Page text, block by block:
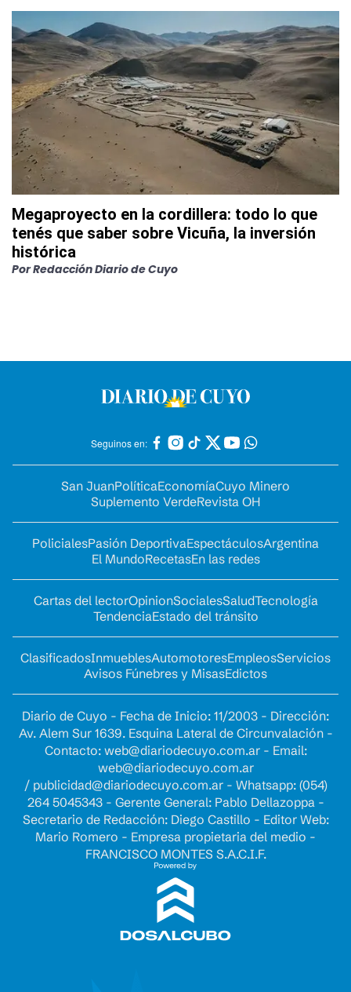
Megaproyecto en la cordillera: todo lo que
tenés que saber sobre Vicuña, la inversión
histórica
PorRedacción Diario de Cuyo
Seguinos en:
San JuanPolíticaEconomíaCuyo Minero
Suplemento VerdeRevista OH
PolicialesPasión DeportivaEspectáculosArgentina
El MundoRecetasEn las redes
Cartas del lectorOpinionSocialesSaludTecnología
TendenciaEstado del tránsito
ClasificadosInmueblesAutomotoresEmpleosServicios
Avisos Fúnebres y MisasEdictos
Diario de Cuyo - Fecha de Inicio: 11/2003 - Dirección:
Av. Alem Sur 1639. Esquina Lateral de Circunvalación -
Contacto: web@diariodecuyo.com.ar- Email:
web@diariodecuyo.com.ar
/ publicidad@diariodecuyo.com.ar- Whatsapp: (054)
264 5045343 - Gerente General: Pablo Dellazoppa -
Secretario de Redacción: Diego Castillo - Editor Web:
Mario Romero - Empresa propietaria del medio -
FRANCISCO MONTES S.A.C.I.F.